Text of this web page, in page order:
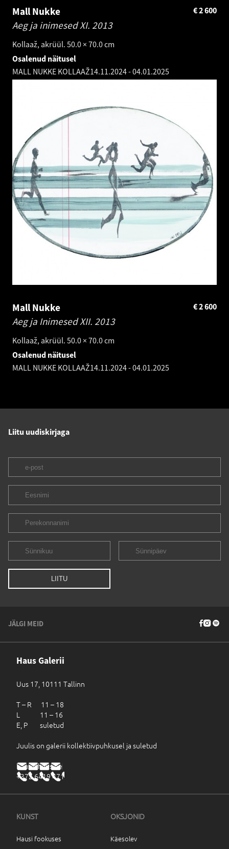
Mall Nukke
Aeg ja inimesed XI. 2013
Kollaaž, akrüül. 50.0 × 70.0 cm
2 600
€
Osalenud näitusel
MALL NUKKE KOLLAAŽ14.11.2024-04.01.2025
Mall Nukke
Aeg ja Inimesed XII. 2013
Kollaaž, akrüül. 50.0 × 70.0 cm
2 600
€
Osalenud näitusel
MALL NUKKE KOLLAAŽ14.11.2024-04.01.2025
Liitu uudiskirjaga
JÄLGI MEID
Haus Galerii
Uus 17, 10111 Tallinn
T – R 11 – 18
L 11 – 16
E, P suletud
Juulis on galerii kollektiivpuhkusel ja suletud
haus@haus.ee
+372 6419 471
KUNST
Hausi fookuses
OKSJONID
Käesolev